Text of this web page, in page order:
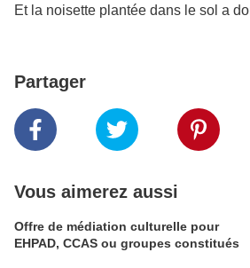
Et la noisette plantée dans le sol a
Partager
Vous aimerez aussi
Offre de médiation culturelle pour
EHPAD, CCAS ou groupes constitués